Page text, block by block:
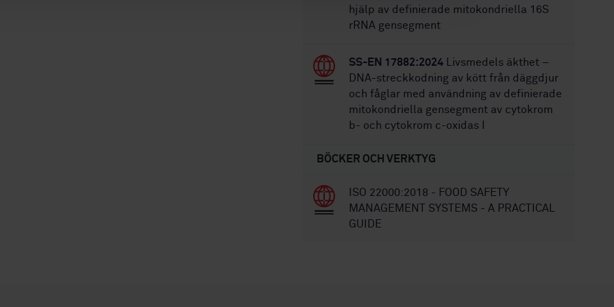
hjälp av definierade mitokondriella 16S
rRNA gensegment
SS-EN 17882:2024 Livsmedels äkthet –
DNA-streckkodning av kött från däggdjur
och fåglar med användning av definierade
mitokondriella gensegment av cytokrom
b- och cytokrom c-oxidas I
BÖCKER OCH VERKTYG
ISO 22000:2018 - FOOD SAFETY
MANAGEMENT SYSTEMS - A PRACTICAL
GUIDE